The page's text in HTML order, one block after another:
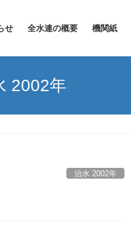
せ 全水連の概要 機関紙
2002年
治水 2002年